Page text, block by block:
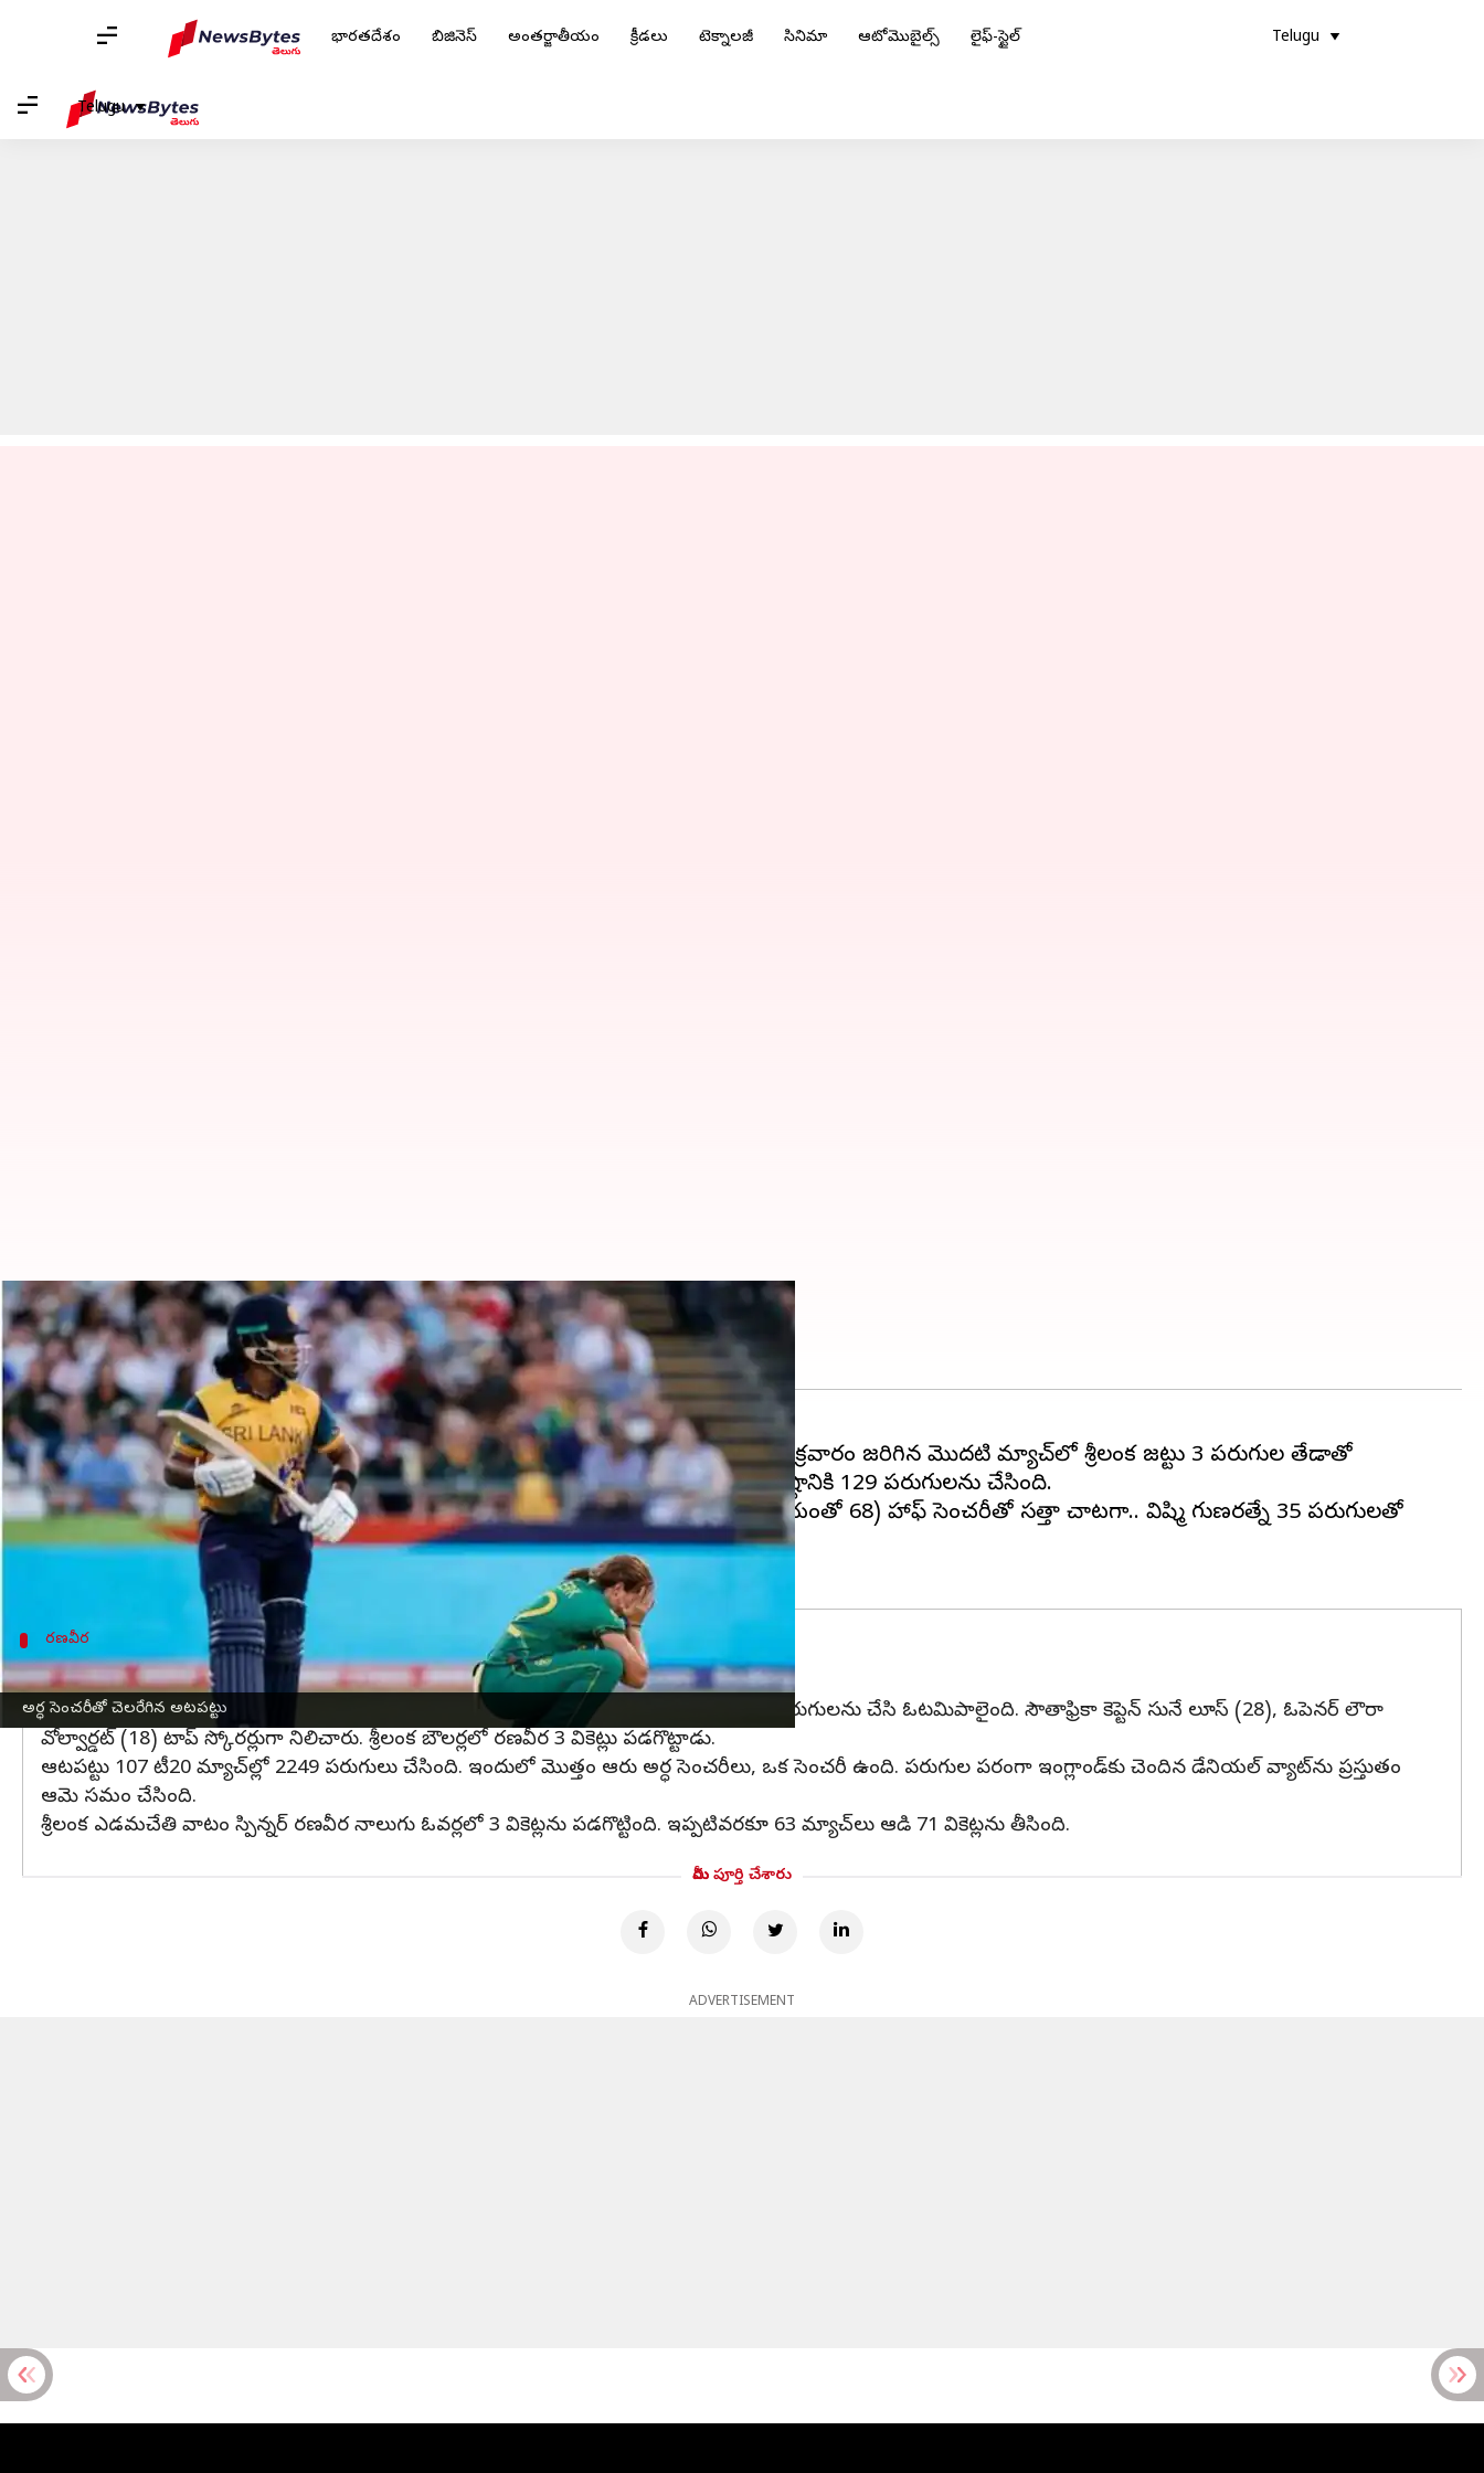
భారతదేశం బిజినెస్ అంతర్జాతీయం క్రీడలు టెక్నాలజీ సినిమా ఆటోమొబైల్స్ లైఫ్-స్టైల్ Telugu
Telugu
వార్తలు క్రీడలు వార్తలు / సౌతాఫ్రికాపై శ్రీలంక సంచలన విజయం
అర్ధ సెంచరీతో చెలరేగిన అటపట్టు
సౌతాఫ్రికాపై శ్రీలంక సంచలన విజయం
వ్రాసిన వారు Jayachandra Akuri Feb 11, 2023 03:55 pm
ఈ వార్తాకథనం ఏంటి
ఐసీసీ మహిళల టీ20ప్రపంచకప్ లో సౌతాఫ్రికాపై శ్రీలంక సంచలన విజయం నమోదు చేసింది. శుక్రవారం జరిగిన మొదటి మ్యాచ్‌లో శ్రీలంక జట్టు 3 పరుగుల తేడాతో
గెలుపొందింది. ఈ మ్యాచ్‌లో టాస్ ఓడి బ్యాటింగ్ దిగిన శ్రీలంక నిర్ణీత 20 ఓవర్లలో 4 వికెట్ల నష్టానికి 129 పరుగులను చేసింది.
శ్రీలంక ఓపెనర్ హరిత మాధవి (8) విఫలం కాగా.. కెప్టెన్ ఆటపట్టు (58బంతుల్లో 12 ఫోర్ల సాయంతో 68) హాఫ్ సెంచరీతో సత్తా చాటగా.. విష్మి గుణరత్నే 35 పరుగులతో
రాణించింది.
రణవీర
మూడు వికెట్లను తీసిన శ్రీలంక బౌలర్ రణవీర
లక్ష్య చేధనకు దిగిన సౌతాఫ్రికా.. శ్రీలంక స్పిన్ ధాటికి విలవిలాడింది. 20 ఓవర్లో 9 వికెట్ల నష్టానికి 126 పరుగులను చేసి ఓటమిపాలైంది. సౌతాఫ్రికా కెప్టెన్ సునే లూస్ (28), ఓపెనర్ లౌరా
వోల్వార్డట్ (18) టాప్ స్కోరర్లుగా నిలిచారు. శ్రీలంక బౌలర్లలో రణవీర 3 వికెట్లు పడగొట్టాడు.
ఆటపట్టు 107 టీ20 మ్యాచ్‌ల్లో 2249 పరుగులు చేసింది. ఇందులో మొత్తం ఆరు అర్ధ సెంచరీలు, ఒక సెంచరీ ఉంది. పరుగుల పరంగా ఇంగ్లాండ్‌కు చెందిన డేనియల్ వ్యాట్‌ను ప్రస్తుతం
ఆమె సమం చేసింది.
శ్రీలంక ఎడమచేతి వాటం స్పిన్నర్ రణవీర నాలుగు ఓవర్లలో 3 వికెట్లను పడగొట్టింది. ఇప్పటివరకూ 63 మ్యాచ్‌లు ఆడి 71 వికెట్లను తీసింది.
మీరు పూర్తి చేశారు
ADVERTISEMENT